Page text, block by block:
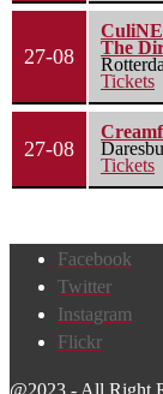
27-08
The
Tickets
27-08
Tickets
Facebook
Twitter
Instagram
Flickr
@2023 - All Right